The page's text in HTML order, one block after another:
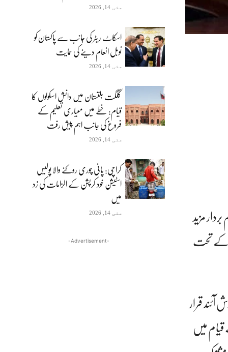
مئی 14, 2026
اسکاٹ ریٹر کی جانب سے پاکستان کو
نوبل انعام دینے کی حمایت
مئی 14, 2026
گلگت بلتستان میں دانش اسکولوں کا
قیام: خطے میں معیاری تعلیم کے
فروغ کی جانب اہم پیش رفت
مئی 14, 2026
کراچی: پانی چوری روکنے والا پولیس
اسٹیشن خود کرپشن کے الزامات کی زد
میں
مئی 14, 2026
-Advertisement-
مزید
کے تحت
قرار
میں